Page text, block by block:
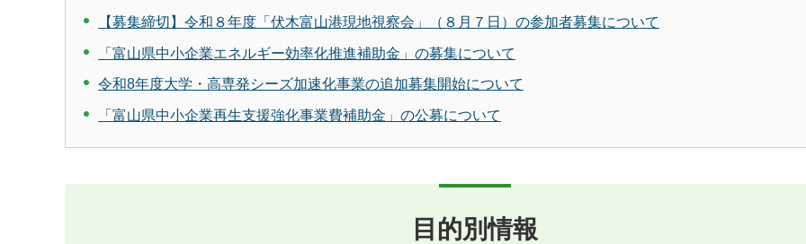
【募集締切】令和８年度「伏木富山港現地視察会」（８月７日）の参加者募集について
「富山県中小企業エネルギー効率化推進補助金」の募集について
令和8年度大学・高専発シーズ加速化事業の追加募集開始について
「富山県中小企業再生支援強化事業費補助金」の公募について
目的別情報